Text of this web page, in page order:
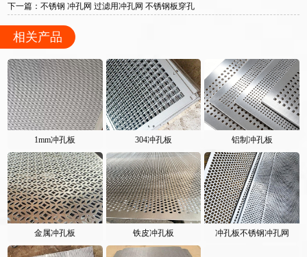
下一篇：不锈钢 冲孔网 过滤用冲孔网 不锈钢板穿孔
相关产品
1mm冲孔板 304冲孔板 铝制冲孔板
金属冲孔板 铁皮冲孔板 冲孔板不锈钢冲孔网